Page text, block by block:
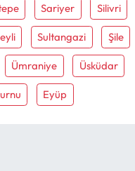
Sariyer Silivri
Sultangazi Şile
Ümraniye Üsküdar
Eyüp